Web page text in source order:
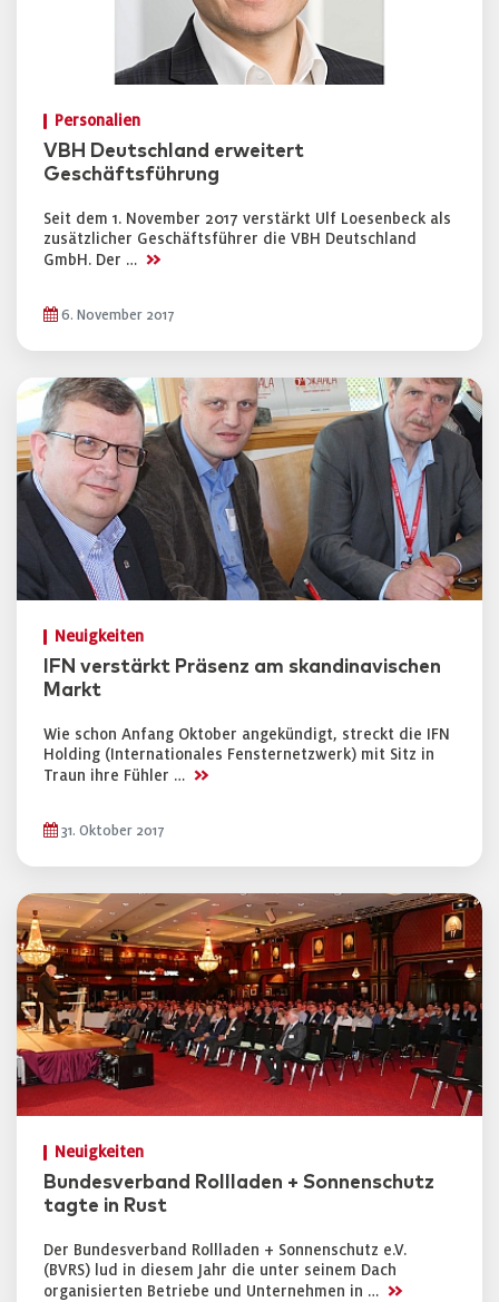
Personalien
VBH Deutschland erweitert
Geschäftsführung
Seit dem 1. November 2017 verstärkt Ulf Loesenbeck als
zusätzlicher Geschäftsführer die VBH Deutschland
GmbH. Der … >>
6. November 2017
Neuigkeiten
IFN verstärkt Präsenz am skandinavischen
Markt
Wie schon Anfang Oktober angekündigt, streckt die IFN
Holding (Internationales Fensternetzwerk) mit Sitz in
Traun ihre Fühler … >>
31. Oktober 2017
Neuigkeiten
Bundesverband Rollladen + Sonnenschutz
tagte in Rust
Der Bundesverband Rollladen + Sonnenschutz e.V.
(BVRS) lud in diesem Jahr die unter seinem Dach
organisierten Betriebe und Unternehmen in … >>